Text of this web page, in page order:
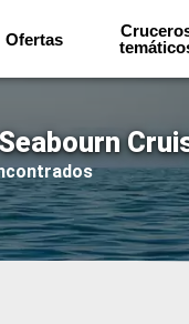
Ofertas